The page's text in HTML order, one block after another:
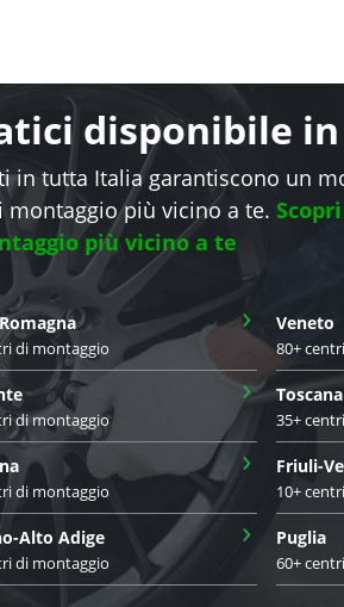
disponibile
in tutta Italia garantiscono un
più vicino a te.
più vicino a te
di montaggio
› Veneto
80+
di montaggio
› Toscana
35+
di montaggio
› Friuli-
10+
Alto Adige
di montaggio
› Puglia
60+